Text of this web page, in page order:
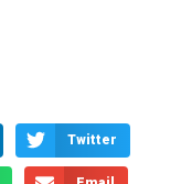
Twitter